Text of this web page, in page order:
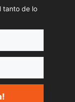
tanto de lo